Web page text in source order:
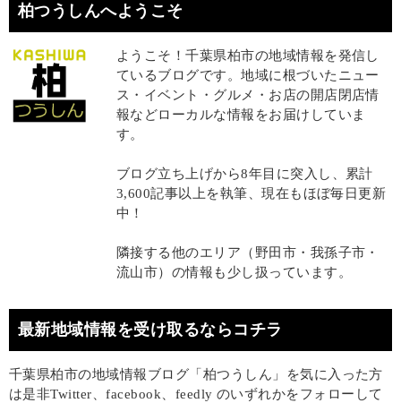
柏つうしんへようこそ
ようこそ！千葉県柏市の地域情報を発信し
ているブログです。地域に根づいたニュー
ス・イベント・グルメ・お店の開店閉店情
報などローカルな情報をお届けしていま
す。
ブログ立ち上げから8年目に突入し、累計
3,600記事以上を執筆、現在もほぼ毎日更新
中！
隣接する他のエリア（野田市・我孫子市・
流山市）の情報も少し扱っています。
最新地域情報を受け取るならコチラ
千葉県柏市の地域情報ブログ「柏つうしん」を気に入った方
は是非Twitter、facebook、feedly のいずれかをフォローして